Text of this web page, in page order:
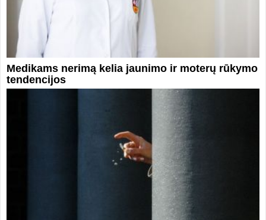
Medikams nerimą kelia jaunimo ir moterų rūkymo
tendencijos